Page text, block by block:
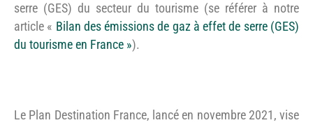
serre (GES) du secteur du tourisme (se référer à notre
article « Bilan des émissions de gaz à effet de serre (GES)
du tourisme en France »).
Le Plan Destination France, lancé en novembre 2021, vise